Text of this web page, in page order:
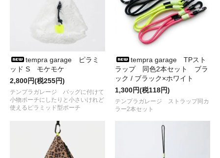
RWCHE
RFPTOID HOODIEとSESSION
CORDUROY PANTS
が入荷しました
●2024/11/23COTTON PAN
いかれたbabyのパーカ
が入荷しました
●2024/11/15 NANGA×tempra HINOC DOWN MUFFLER
●2024/11/14RIDGE MOUNTAIN GEARからStuff Sack
が入荷
しました
●2024/11/13HARVESTA! HABICOL の BIG POCKET NIKKA
PANTS が入荷しました
●2024/11/10NANGA×tempra
HINOC RIP SQUARE FOOT
MIL SCHLAFが入荷しました
高かったモデルの
が90年代の復刻シリーズ
で入荷しました
●2024/10/30COTTON PAN
キャスパーといかれたbaby
tempra garage ピラミ
ッド S モケモケ
2,800円(税255円)
テンプラガレージ バッグに付けて
小物ポーチにしたりと小さいけれど
使えるピラミッド型ポーチ
tempra garage TPスト
ラップ 同色2本セット ブラ
ック / ブラック×ホワイト
1,300円(税118円)
テンプラガレージ ストラップ同カ
ラー2本セット